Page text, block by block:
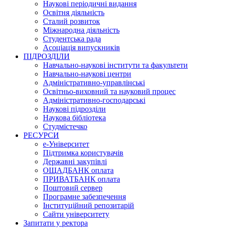
Наукові періодичні видання
Освітня діяльність
Сталий розвиток
Міжнародна діяльність
Студентська рада
Асоціація випускників
ПІДРОЗДІЛИ
Навчально-наукові інститути та факультети
Навчально-наукові центри
Адміністративно-управлінські
Освітньо-виховний та науковий процес
Адміністративно-господарські
Наукові підрозділи
Наукова бібліотека
Студмістечко
РЕСУРСИ
е-Університет
Підтримка користувачів
Державні закупівлі
ОЩАДБАНК оплата
ПРИВАТБАНК оплата
Поштовий сервер
Програмне забезпечення
Інституційний репозитарій
Сайти університету
Запитати у ректора